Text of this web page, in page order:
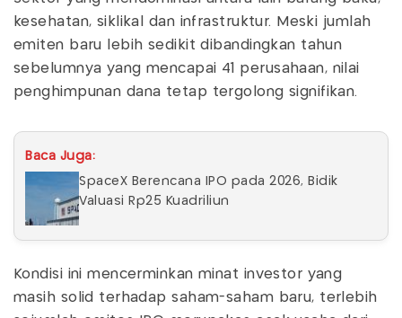
kesehatan, siklikal dan infrastruktur. Meski jumlah
emiten baru lebih sedikit dibandingkan tahun
sebelumnya yang mencapai 41 perusahaan, nilai
penghimpunan dana tetap tergolong signifikan.
Baca Juga:
SpaceX Berencana IPO pada 2026, Bidik
Valuasi Rp25 Kuadriliun
Kondisi ini mencerminkan minat investor yang
masih solid terhadap saham-saham baru, terlebih